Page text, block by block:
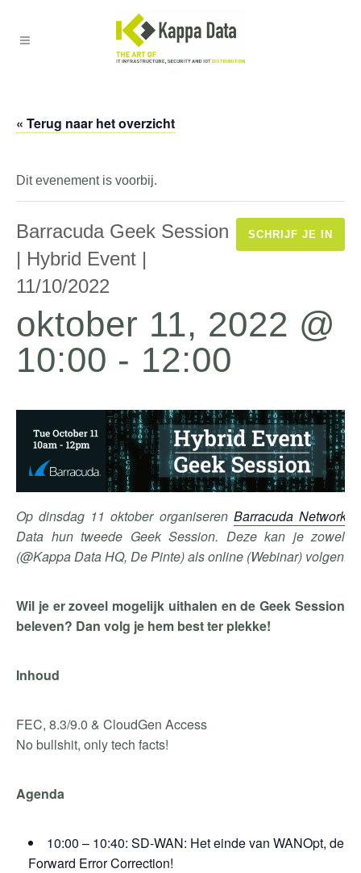
« Terug naar het overzicht
Dit evenement is voorbij.
SCHRIJF JE IN
Barracuda Geek Session
| Hybrid Event |
11/10/2022
oktober 11, 2022 @
10:00 - 12:00
Op dinsdag 11 oktober organiseren Barracuda Networks
Data hun tweede Geek Session. Deze kan je zowel
(@Kappa Data HQ, De Pinte) als online (Webinar) volgen.
Wil je er zoveel mogelijk uithalen en de Geek Session
beleven? Dan volg je hem best ter plekke!
Inhoud
FEC, 8.3/9.0 & CloudGen Access
No bullshit, only tech facts!
Agenda
10:00 – 10:40: SD-WAN: Het einde van WANOpt, de
Forward Error Correction!